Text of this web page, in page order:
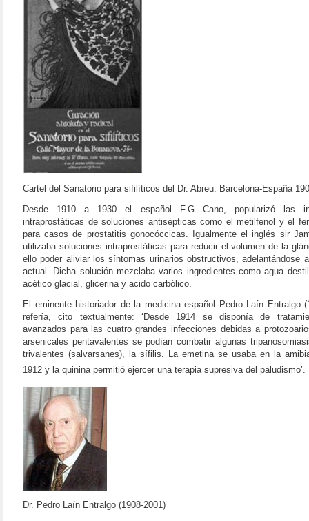
Cartel del Sanatorio para sifilíticos del Dr. Abreu. Barcelona-España
Desde 1910 a 1930 el español F.G Cano, popularizó las
intraprostáticas de soluciones antisépticas como el metilfenol y el
para casos de prostatitis gonocóccicas. Igualmente el inglés sir
utilizaba soluciones intraprostáticas para reducir el volumen de la
ello poder aliviar los síntomas urinarios obstructivos, adelantándose
actual. Dicha solución mezclaba varios ingredientes como agua
acético glacial, glicerina y acido carbólico.
El eminente historiador de la medicina español Pedro Laín Entralgo
refería, cito textualmente: ‘Desde 1914 se disponía de
avanzados para las cuatro grandes infecciones debidas a
arsenicales pentavalentes se podían combatir algunas
trivalentes (salvarsanes), la sífilis. La emetina se usaba en la
1912 y la quinina permitió ejercer una terapia supresiva del paludismo’.
Dr. Pedro Laín Entralgo (1908-2001)